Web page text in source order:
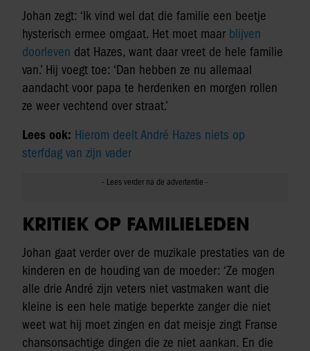
Johan zegt: ‘Ik vind wel dat die familie een beetje
hysterisch ermee omgaat. Het moet maar blijven
doorleven dat Hazes, want daar vreet de hele familie
van.’ Hij voegt toe: ‘Dan hebben ze nu allemaal
aandacht voor papa te herdenken en morgen rollen
ze weer vechtend over straat.’
Lees ook: Hierom deelt André Hazes niets op
sterfdag van zijn vader
KRITIEK OP FAMILIELEDEN
Johan gaat verder over de muzikale prestaties van de
kinderen en de houding van de moeder: ‘Ze mogen
alle drie André zijn veters niet vastmaken want die
kleine is een hele matige beperkte zanger die niet
weet wat hij moet zingen en dat meisje zingt Franse
chansonsachtige dingen die ze niet aankan. En die